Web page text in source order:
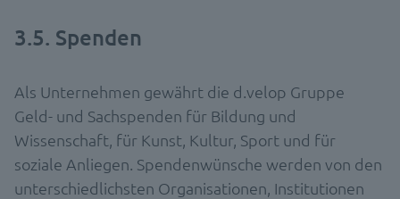
3.5. Spenden
Als Unternehmen gewährt die d.velop Gruppe
Geld- und Sachspenden für Bildung und
Wissenschaft, für Kunst, Kultur, Sport und für
soziale Anliegen. Spendenwünsche werden von den
unterschiedlichsten Organisationen, Institutionen